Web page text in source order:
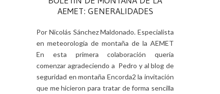
AEMET: GENERALIDADES
Por Nicolás Sánchez Maldonado. Especialista
en meteorología de montaña de la AEMET
En esta primera colaboración quería
comenzar agradeciendo a Pedro y al blog de
seguridad en montaña Encorda2 la invitación
que me hicieron para tratar de forma sencilla